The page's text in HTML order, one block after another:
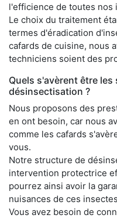
l'efficience de toutes nos
Le choix du traitement
termes d'éradication
cafards de cuisine, nous
techniciens soient des
Quels s'avèrent être
désinsectisation ?
Nous proposons des
en ont besoin, car nous
comme les cafards
vous.
Notre structure de
intervention protectrice
pourrez ainsi avoir la
nuisances de ces
Vous avez besoin de